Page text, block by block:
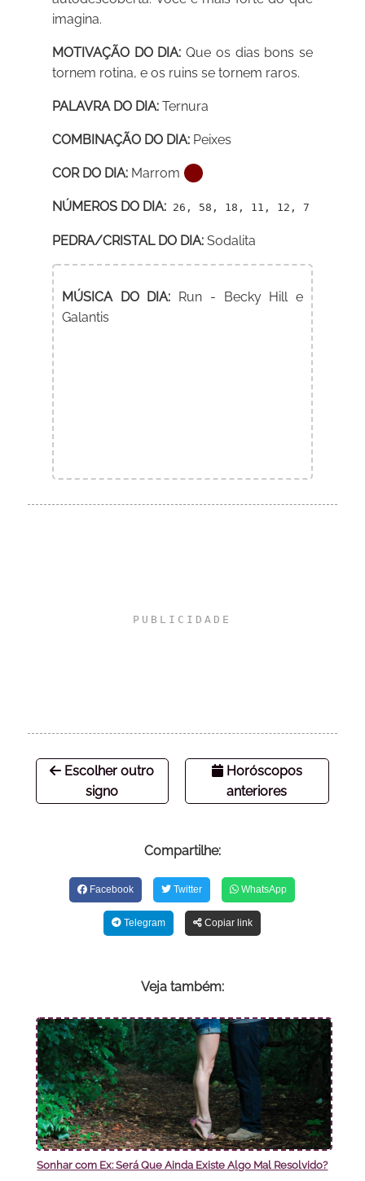
imagina.
MOTIVAÇÃO DO DIA: Que os dias bons se
tornem rotina, e os ruins se tornem raros.
PALAVRA DO DIA: Ternura
COMBINAÇÃO DO DIA: Peixes
COR DO DIA: Marrom
NÚMEROS DO DIA: 26, 58, 18, 11, 12, 7
PEDRA/CRISTAL DO DIA: Sodalita
MÚSICA DO DIA: Run - Becky Hill e
Galantis
Escolher outro
signo
Horóscopos
anteriores
Compartilhe:
Facebook Twitter WhatsApp
Telegram Copiar link
Veja também:
Sonhar com Ex: Será Que Ainda Existe Algo Mal Resolvido?